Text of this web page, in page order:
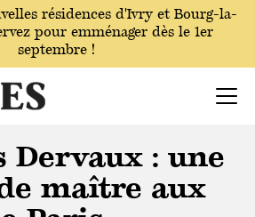
résidences d'Ivryet Bourg-la-
pour emménager dès le 1er
septembre !
Dervaux : une
maître aux